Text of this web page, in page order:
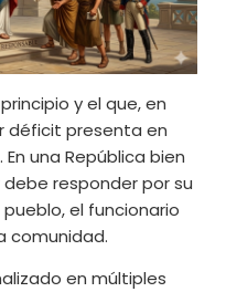
y el que, en
déficit presenta en
una República bien
responder por su
el funcionario
comunidad.
en múltiples